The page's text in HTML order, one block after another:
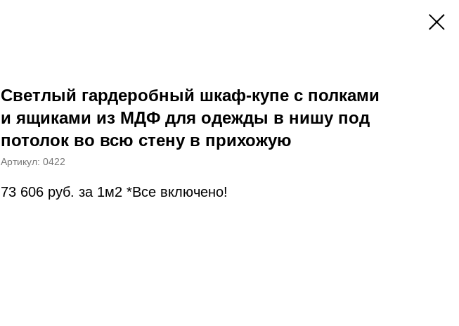
Светлый гардеробный шкаф-купе с полками
и ящиками из МДФ для одежды в нишу под
потолок во всю стену в прихожую
Артикул: 0422
73 606 руб. за 1м2 *Все включено!